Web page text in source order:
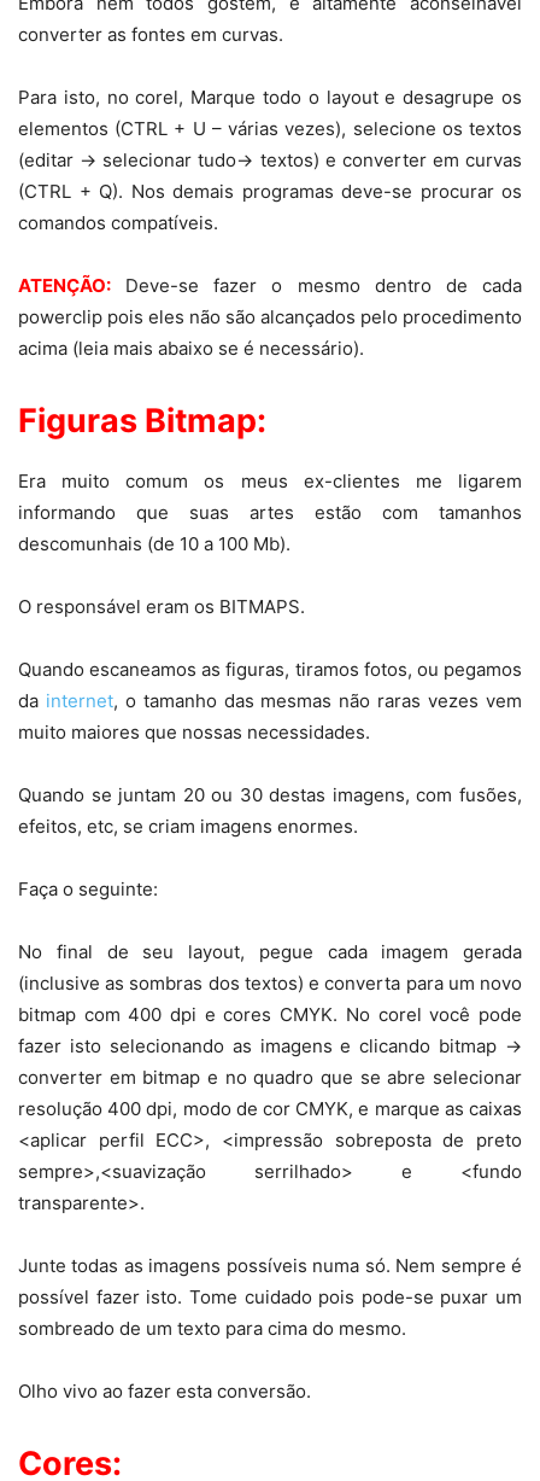
converter as fontes em curvas.
Para isto, no corel, Marque todo o layout e desagrupe os
elementos (CTRL + U – várias vezes), selecione os textos
(editar -> selecionar tudo-> textos) e converter em curvas
(CTRL + Q). Nos demais programas deve-se procurar os
comandos compatíveis.
ATENÇÃO: Deve-se fazer o mesmo dentro de cada
powerclip pois eles não são alcançados pelo procedimento
acima (leia mais abaixo se é necessário).
Figuras Bitmap:
Era muito comum os meus ex-clientes me ligarem
informando que suas artes estão com tamanhos
descomunhais (de 10 a 100 Mb).
O responsável eram os BITMAPS.
Quando escaneamos as figuras, tiramos fotos, ou pegamos
da internet, o tamanho das mesmas não raras vezes vem
muito maiores que nossas necessidades.
Quando se juntam 20 ou 30 destas imagens, com fusões,
efeitos, etc, se criam imagens enormes.
Faça o seguinte:
No final de seu layout, pegue cada imagem gerada
(inclusive as sombras dos textos) e converta para um novo
bitmap com 400 dpi e cores CMYK. No corel você pode
fazer isto selecionando as imagens e clicando bitmap ->
converter em bitmap e no quadro que se abre selecionar
resolução 400 dpi, modo de cor CMYK, e marque as caixas
<aplicar perfil ECC>, <impressão sobreposta de preto
sempre>,<suavização serrilhado> e <fundo
transparente>.
Junte todas as imagens possíveis numa só. Nem sempre é
possível fazer isto. Tome cuidado pois pode-se puxar um
sombreado de um texto para cima do mesmo.
Olho vivo ao fazer esta conversão.
Cores: